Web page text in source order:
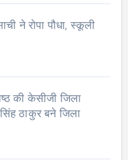
ने रोपा पौधा, स्कूली
की केसीजी जिला
सिंह ठाकुर बने जिला